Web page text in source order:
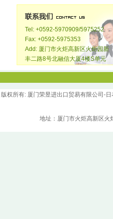
Tel: +0592-5970909/5975252
Fax: +0592-5975353
Add: 厦门市火炬高新区火炬园新
丰二路8号北融信大厦4楼S单元
版权所有: 厦门荣昱进出口贸易有限公司-
地址：厦门市火炬高新区